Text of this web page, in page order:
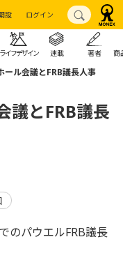
設 ログイン
ライフデザイン 連載 著者 商
ール会議とFRB議長人事
議とFRB議長
のパウエルFRB議長